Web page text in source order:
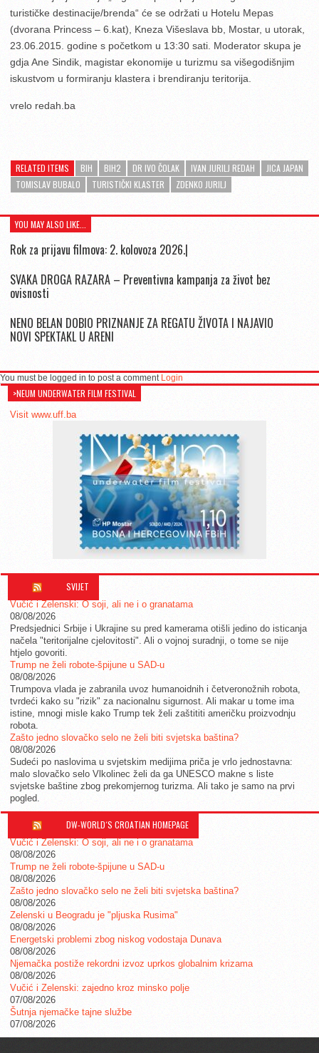
turističke destinacije/brenda“ će se održati u Hotelu Mepas
(dvorana Princess – 6.kat), Kneza Višeslava bb, Mostar, u utorak,
23.06.2015. godine s početkom u 13:30 sati. Moderator skupa je
gdja Ane Sindik, magistar ekonomije u turizmu sa višegodišnjim
iskustvom u formiranju klastera i brendiranju teritorija.
vrelo redah.ba
RELATED ITEMS BIH BIH2 DR IVO ČOLAK IVAN JURILJ REDAH
JICA JAPAN
TOMISLAV BUBALO
TURISTIČKI KLASTER ZDENKO JURILJ
YOU MAY ALSO LIKE...
Rok za prijavu filmova: 2. kolovoza 2026.|
SVAKA DROGA RAZARA – Preventivna kampanja za život bez
ovisnosti
NENO BELAN DOBIO PRIZNANJE ZA REGATU ŽIVOTA I NAJAVIO
NOVI SPEKTAKL U ARENI
You must be logged in to post a comment Login
>NEUM UNDERWATER FILM FESTIVAL
Visit www.uff.ba
SVIJET
Vučić i Zelenski: O soji, ali ne i o granatama
08/08/2026
Predsjednici Srbije i Ukrajine su pred kamerama otišli jedino do isticanja
načela "teritorijalne cjelovitosti". Ali o vojnoj suradnji, o tome se nije
htjelo govoriti.
Trump ne želi robote-špijune u SAD-u
08/08/2026
Trumpova vlada je zabranila uvoz humanoidnih i četveronožnih robota,
tvrdeći kako su "rizik" za nacionalnu sigurnost. Ali makar u tome ima
istine, mnogi misle kako Trump tek želi zaštititi američku proizvodnju
robota.
Zašto jedno slovačko selo ne želi biti svjetska baština?
08/08/2026
Sudeći po naslovima u svjetskim medijima priča je vrlo jednostavna:
malo slovačko selo Vlkolinec želi da ga UNESCO makne s liste
svjetske baštine zbog prekomjernog turizma. Ali tako je samo na prvi
pogled.
DW-WORLD´S CROATIAN HOMEPAGE
Vučić i Zelenski: O soji, ali ne i o granatama
08/08/2026
Trump ne želi robote-špijune u SAD-u
08/08/2026
Zašto jedno slovačko selo ne želi biti svjetska baština?
08/08/2026
Zelenski u Beogradu je "pljuska Rusima"
08/08/2026
Energetski problemi zbog niskog vodostaja Dunava
08/08/2026
Njemačka postiže rekordni izvoz uprkos globalnim krizama
08/08/2026
Vučić i Zelenski: zajedno kroz minsko polje
07/08/2026
Šutnja njemačke tajne službe
07/08/2026